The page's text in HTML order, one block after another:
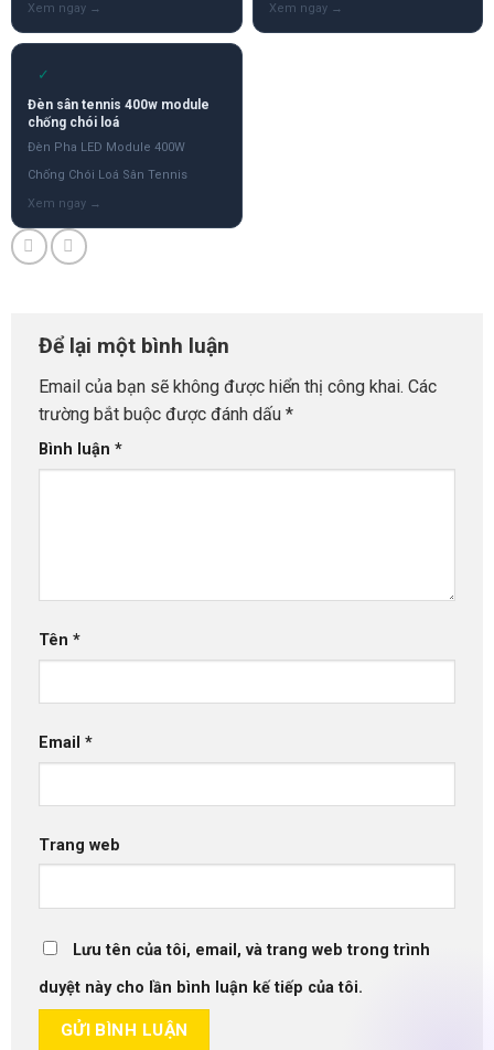
✓
Đèn sân tennis 400w module
chống chói loá
Đèn Pha LED Module 400W
Chống Chói Loá Sân Tennis
Để lại một bình luận
Email của bạn sẽ không được hiển thị công khai. Các
trường bắt buộc được đánh dấu *
Bình luận *
Tên *
Email *
Trang web
Lưu tên của tôi, email, và trang web trong trình
duyệt này cho lần bình luận kế tiếp của tôi.